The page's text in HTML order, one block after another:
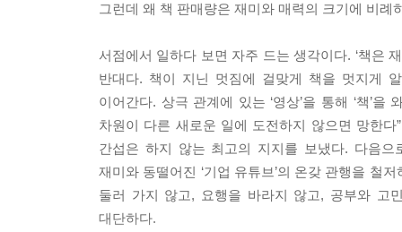
리더가 기꺼이 책임질 때, 비로소 관성을 깨는 반란
아무리 날고 기는 기획안을 가져가도 윗선에서 “
경험은 실무자라면 누구나 있을 듯하다. 저자
지켜주세요. 그 외에는 무슨 일이 생기면 제가
때문이라고 말이다. 이처럼 회사가 기꺼이 위험
나온다. 그러니 꽉 막힌 결재선 앞에서 좌절해 본
『사랑받는 서점을 만들기 위해 2000일 동안 내
2000일의 기적을 넘어 계속 사랑받는 브랜드로
그런데 왜 책 판매량은 재미와 매력의 크기에 비례
서점에서 일하다 보면 자주 드는 생각이다. ‘책은
반대다. 책이 지닌 멋짐에 걸맞게 책을 멋지게
이어간다. 상극 관계에 있는 ‘영상’을 통해 ‘책’
차원이 다른 새로운 일에 도전하지 않으면 망한
간섭은 하지 않는 최고의 지지를 보냈다. 다음으
재미와 동떨어진 ‘기업 유튜브’의 온갖 관행을 철
둘러 가지 않고, 요행을 바라지 않고, 공부와 고
대단하다.